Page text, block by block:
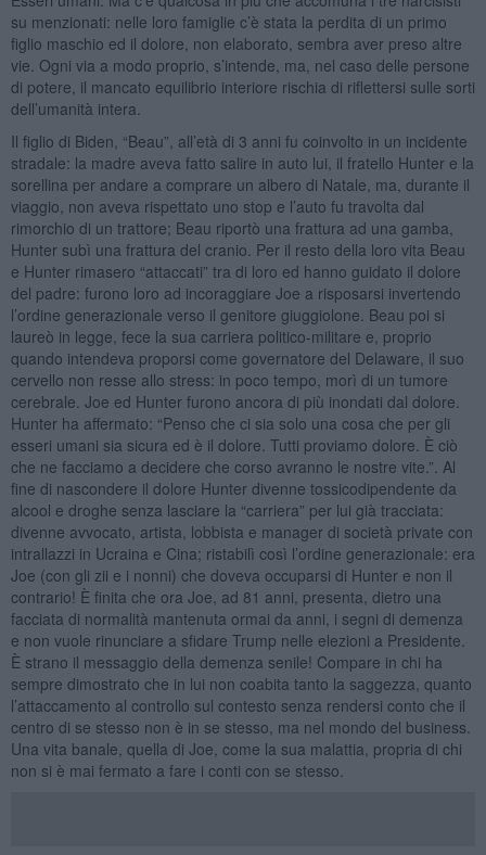
su menzionati: nelle loro famiglie c’è stata la perdita di un primo
figlio maschio ed il dolore, non elaborato, sembra aver preso altre
vie. Ogni via a modo proprio, s’intende, ma, nel caso delle persone
di potere, il mancato equilibrio interiore rischia di riflettersi sulle sorti
dell’umanità intera.
Il figlio di Biden, “Beau”, all’età di 3 anni fu coinvolto in un incidente
stradale: la madre aveva fatto salire in auto lui, il fratello Hunter e la
sorellina per andare a comprare un albero di Natale, ma, durante il
viaggio, non aveva rispettato uno stop e l’auto fu travolta dal
rimorchio di un trattore; Beau riportò una frattura ad una gamba,
Hunter subì una frattura del cranio. Per il resto della loro vita Beau
e Hunter rimasero “attaccati” tra di loro ed hanno guidato il dolore
del padre: furono loro ad incoraggiare Joe a risposarsi invertendo
l’ordine generazionale verso il genitore giuggiolone. Beau poi si
laureò in legge, fece la sua carriera politico-militare e, proprio
quando intendeva proporsi come governatore del Delaware, il suo
cervello non resse allo stress: in poco tempo, morì di un tumore
cerebrale. Joe ed Hunter furono ancora di più inondati dal dolore.
Hunter ha affermato: “Penso che ci sia solo una cosa che per gli
esseri umani sia sicura ed è il dolore. Tutti proviamo dolore. È ciò
che ne facciamo a decidere che corso avranno le nostre vite.”. Al
fine di nascondere il dolore Hunter divenne tossicodipendente da
alcool e droghe senza lasciare la “carriera” per lui già tracciata:
divenne avvocato, artista, lobbista e manager di società private con
intrallazzi in Ucraina e Cina; ristabilì così l’ordine generazionale: era
Joe (con gli zii e i nonni) che doveva occuparsi di Hunter e non il
contrario! È finita che ora Joe, ad 81 anni, presenta, dietro una
facciata di normalità mantenuta ormai da anni, i segni di demenza
e non vuole rinunciare a sfidare Trump nelle elezioni a Presidente.
È strano il messaggio della demenza senile! Compare in chi ha
sempre dimostrato che in lui non coabita tanto la saggezza, quanto
l’attaccamento al controllo sul contesto senza rendersi conto che il
centro di se stesso non è in se stesso, ma nel mondo del business.
Una vita banale, quella di Joe, come la sua malattia, propria di chi
non si è mai fermato a fare i conti con se stesso.